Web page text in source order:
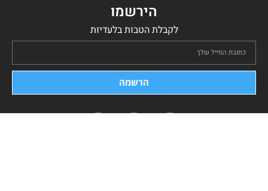
הירשמו
לקבלת הטבות בלעדיות
הרשמה